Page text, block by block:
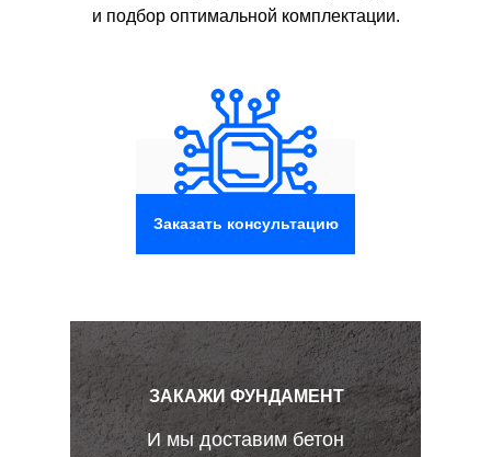
и подбор оптимальной комплектации.
ЗАКАЖИ ФУНДАМЕНТ
И мы доставим бетон
Заказать консультацию